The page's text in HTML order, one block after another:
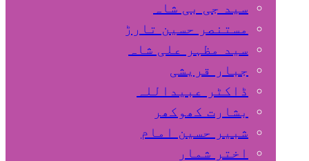
سید جی بی شاہ
مستنصر حسین تارڑ
سید مظہر علی شاہ
جبار قریشی
ڈاکٹر عبیداللہ
بشارت کھوکھر
شبیر حسین امام
اختر شمار